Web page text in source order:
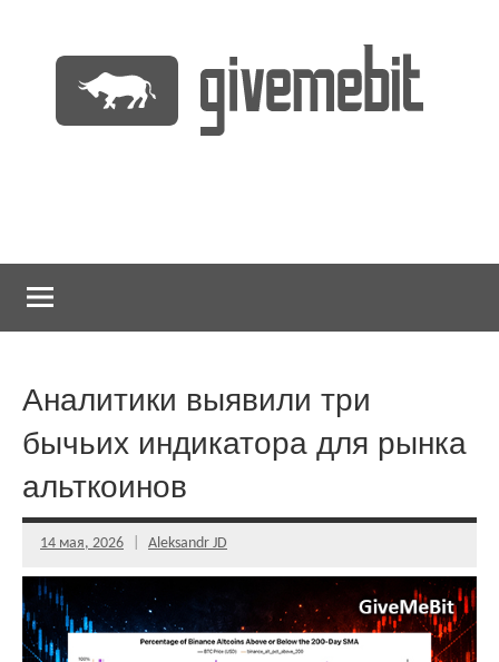
содержимому
Аналитики выявили три
бычьих индикатора для рынка
альткоинов
14 мая, 2026 Aleksandr JD